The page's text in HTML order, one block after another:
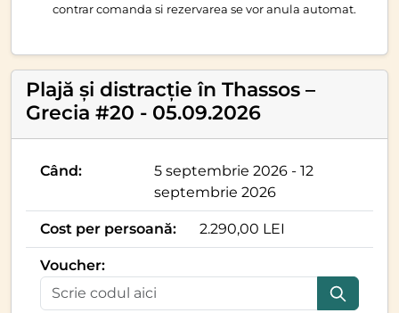
contrar comanda si rezervarea se vor anula automat.
Plajă și distracție în Thassos –
Grecia #20 - 05.09.2026
Când:
5 septembrie 2026 - 12
septembrie 2026
Cost per persoană: 2.290,00 LEI
Voucher: